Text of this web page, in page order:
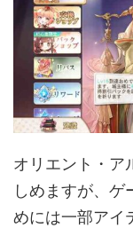
オリエント・ア
しめますが、ゲ
めには一部アイ